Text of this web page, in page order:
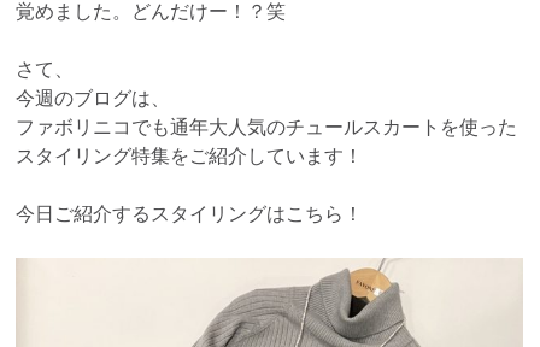
覚めました。どんだけー！？笑
さて、
今週のブログは、
ファボリニコでも通年大人気のチュールスカートを使った
スタイリング特集をご紹介しています！
今日ご紹介するスタイリングはこちら！